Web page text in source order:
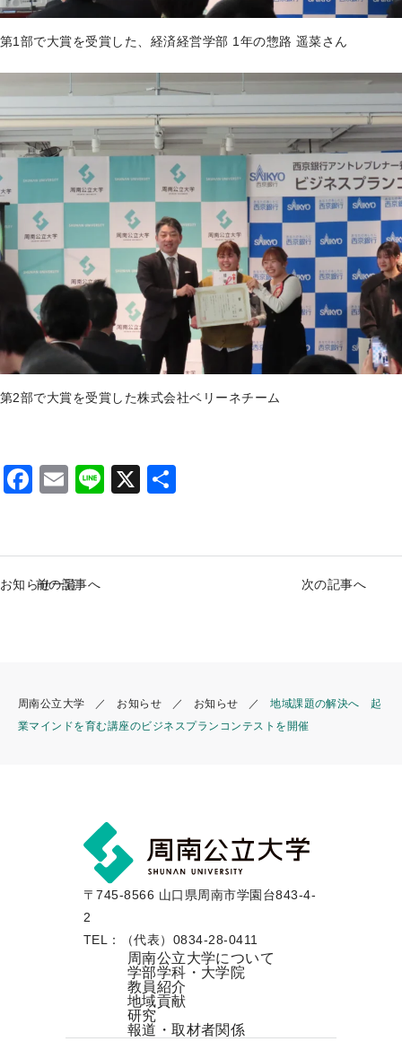
第1部で大賞を受賞した、経済経営学部 1年の惣路 遥菜さん
第2部で大賞を受賞した株式会社ベリーネチーム
F
e
b
E
l
Li
X
e
前の記事へ 次の記事へ
お知らせ一覧
周南公立大学 お知らせ お知らせ
地域課題の解決へ 起
業マインドを育む講座のビジネスプランコンテストを開催
〒745-8566 山口県周南市学園台843-4-
2
TEL：（代表）0834-28-0411
周南公立大学について
学部学科・大学院
教員紹介
地域貢献
研究
報道・取材者関係